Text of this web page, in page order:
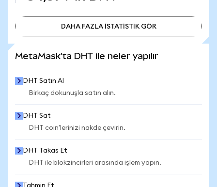
DAHA FAZLA İSTATİSTİK GÖR
MetaMask'ta DHT ile neler yapılır
DHT Satın Al
Birkaç dokunuşla satın alın.
DHT Sat
DHT coin'lerinizi nakde çevirin.
DHT Takas Et
DHT ile blokzincirleri arasında işlem yapın.
Tahmin Et